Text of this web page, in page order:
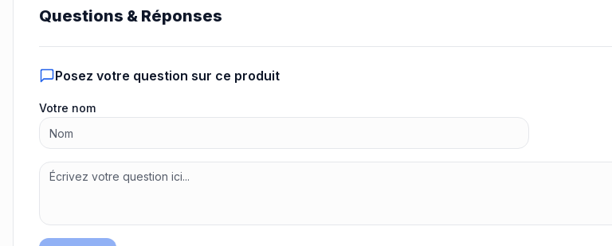
Questions & Réponses
Posez votre question sur ce produit
Votre nom